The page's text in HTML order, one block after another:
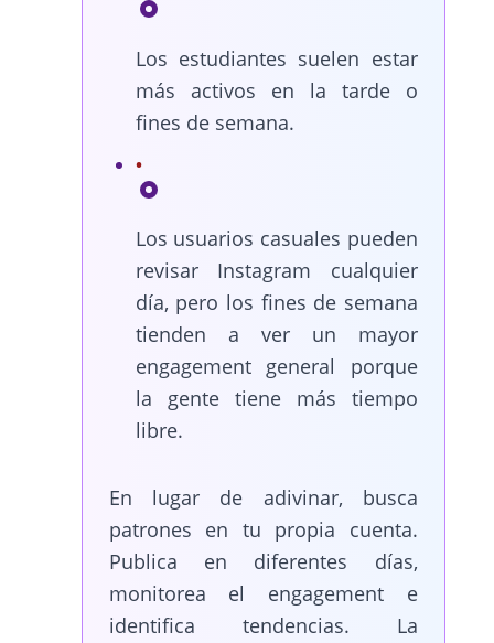
Los estudiantes suelen estar
más activos en la tarde o
fines de semana.
Los usuarios casuales pueden
revisar Instagram cualquier
día, pero los fines de semana
tienden a ver un mayor
engagement general porque
la gente tiene más tiempo
libre.
En lugar de adivinar, busca
patrones en tu propia cuenta.
Publica en diferentes días,
monitorea el engagement e
identifica tendencias. La